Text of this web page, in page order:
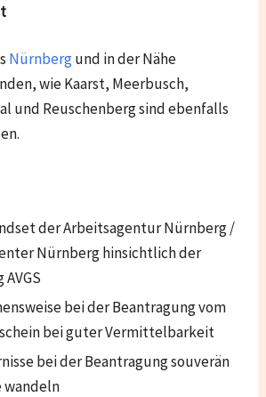
Nürnbergund in der Nähe
wieKaarst, Meerbusch,
und Reuschenbergsind ebenfalls
der Arbeitsagentur Nürnberg /
Nürnberg hinsichtlich der
bei der Beantragung vom
bei guter Vermittelbarkeit
bei der Beantragung souverän
wandeln